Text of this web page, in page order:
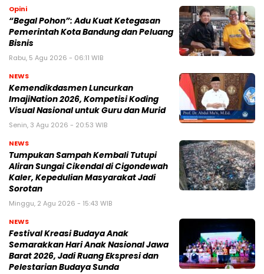
Opini
“Begal Pohon”: Adu Kuat Ketegasan
Pemerintah Kota Bandung dan Peluang
Bisnis
Rabu, 5 Agu 2026 - 06:11 WIB
NEWS
Kemendikdasmen Luncurkan
ImajiNation 2026, Kompetisi Koding
Visual Nasional untuk Guru dan Murid
Senin, 3 Agu 2026 - 20:53 WIB
NEWS
Tumpukan Sampah Kembali Tutupi
Aliran Sungai Cikendal di Cigondewah
Kaler, Kepedulian Masyarakat Jadi
Sorotan
Minggu, 2 Agu 2026 - 15:43 WIB
NEWS
Festival Kreasi Budaya Anak
Semarakkan Hari Anak Nasional Jawa
Barat 2026, Jadi Ruang Ekspresi dan
Pelestarian Budaya Sunda